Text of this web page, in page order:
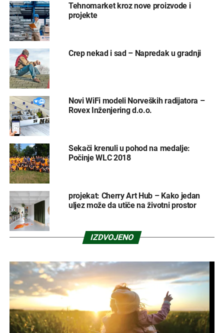
Tehnomarket kroz nove proizvode i
projekte
Crep nekad i sad – Napredak u gradnji
Novi WiFi modeli Norveških radijatora –
Rovex Inženjering d.o.o.
Sekači krenuli u pohod na medalje:
Počinje WLC 2018
projekat: Cherry Art Hub – Kako jedan
uljez može da utiče na životni prostor
IZDVOJENO